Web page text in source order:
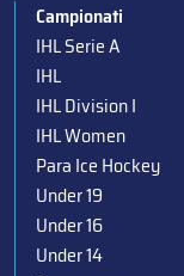
Campionati
IHL Serie A
IHL
IHL Division I
IHL Women
Para Ice Hockey
Under 19
Under 16
Under 14